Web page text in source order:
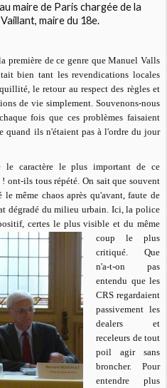
maire de Paris chargée de la
maire du 18e.
première de ce genre que Manuel Valls
bien tant les revendications locales
le retour au respect des règles et
de vie simplement. Souvenons-nous
fois que ces problèmes faisaient
quand ils n'étaient pas à l'ordre du jour
le caractère le plus important de ce
ont-ils tous répété. On sait que souvent
même chaos après qu'avant, faute de
dégradé du milieu urbain. Ici, la police
certes le plus visible et du même
coup le plus
critiqué. Que
n'a-t-on pas
entendu que les
CRS regardaient
passivement les
dealers et
receleurs de tout
poil agir sans
broncher. Pour
entendre plus